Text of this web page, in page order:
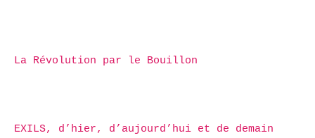
La Révolution par le Bouillon
EXILS, d’hier, d’aujourd’hui et de demain